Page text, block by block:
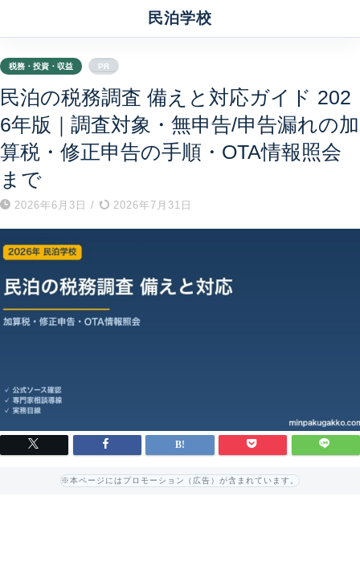
民泊学校
税務・投資・収益 PR
民泊の税務調査 備えと対応ガイド 202
6年版｜調査対象・無申告/申告漏れの加
算税・修正申告の手順・OTA情報照会
まで
2026年6月3日 / 2026年7月31日
※本ページにはプロモーション（広告）が含まれています。